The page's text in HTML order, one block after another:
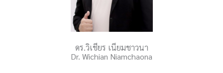
ดร.วิเชียร เนียมชาวนา
Dr. Wichian Niamchaona